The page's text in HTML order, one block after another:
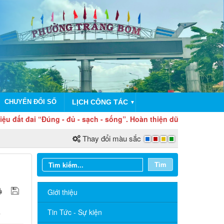
CHUYỂN ĐỔI SỐ LỊCH CÔNG TÁC ▼
- đủ - sạch - sống”. Hoàn thiện dữ liệu đất đai hôm
Thay đổi màu sắc
Tìm
Giới thiệu
Tin Tức - Sự kiện